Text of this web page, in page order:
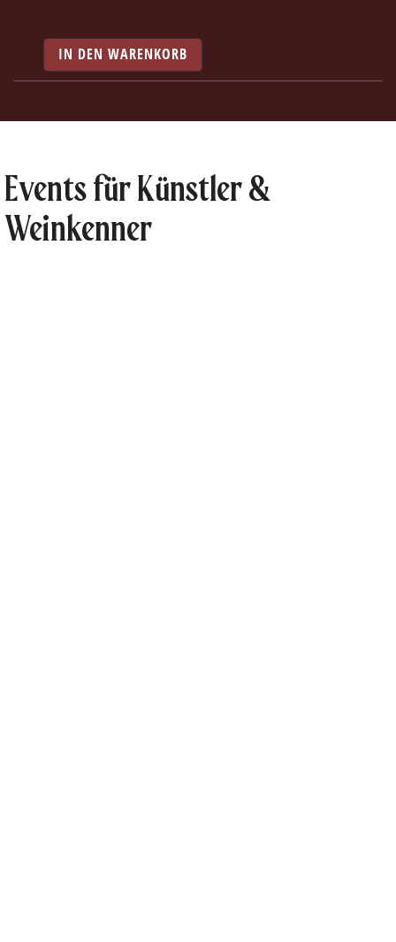
IN DEN WARENKORB
Events für Künstler &
Weinkenner